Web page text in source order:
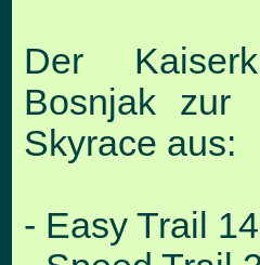
Der
Bosnjak zur
Skyrace aus:
- Easy Trail